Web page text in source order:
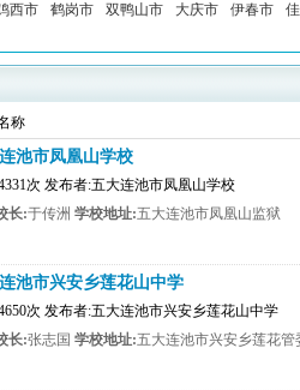
西市 鹤岗市 双鸭山市 大庆市 伊春市
称
池市凤凰山学校
次 发布者:五大连池市凤凰山学校
长:于传洲 学校地址:五大连池市凤凰山监狱
池市兴安乡莲花山中学
次 发布者:五大连池市兴安乡莲花山中学
长:张志国 学校地址:五大连池市兴安乡莲花管